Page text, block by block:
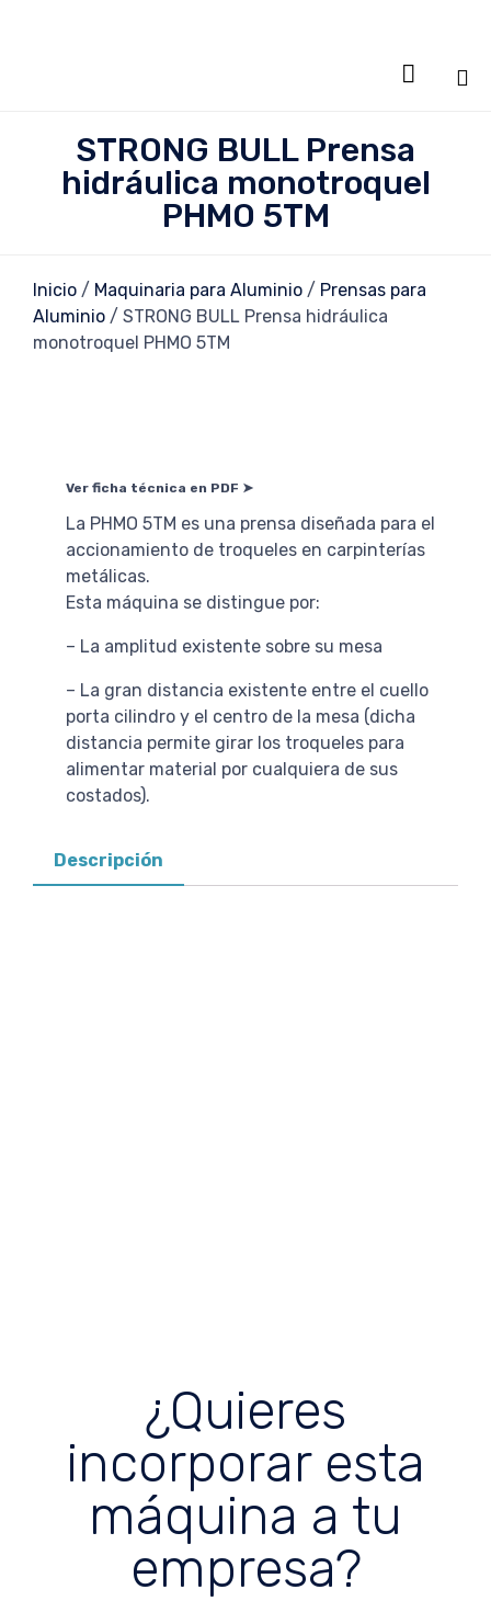

STRONG BULL Prensa
hidráulica monotroquel
PHMO 5TM
Inicio / Maquinaria para Aluminio / Prensas para
Aluminio / STRONG BULL Prensa hidráulica
monotroquel PHMO 5TM
Ver ficha técnica en PDF ➤
La PHMO 5TM es una prensa diseñada para el
accionamiento de troqueles en carpinterías
metálicas.
Esta máquina se distingue por:
– La amplitud existente sobre su mesa
– La gran distancia existente entre el cuello
porta cilindro y el centro de la mesa (dicha
distancia permite girar los troqueles para
alimentar material por cualquiera de sus
costados).
Descripción
¿Quieres
incorporar esta
máquina a tu
empresa?